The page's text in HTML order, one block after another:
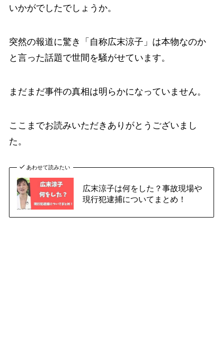
いかがでしたでしょうか。
突然の報道に驚き「自称広末涼子」は本物なのか
と言った話題で世間を騒がせています。
まだまだ事件の真相は明らかになっていません。
ここまでお読みいただきありがとうございまし
た。
あわせて読みたい
広末涼子は何をした？事故現場や
現行犯逮捕についてまとめ！